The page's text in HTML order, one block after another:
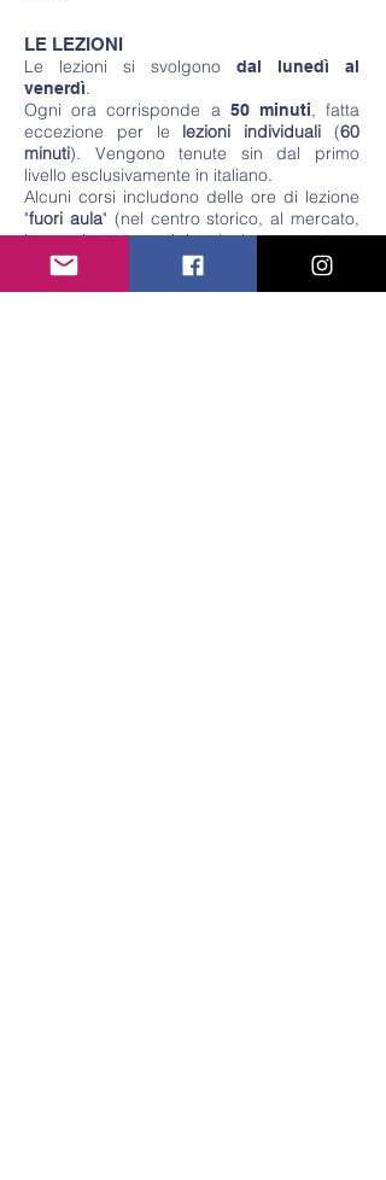
LE LEZIONI
Le lezioni si svolgono dal lunedì al
venerdì.
Ogni ora corrisponde a 50 minuti, fatta
eccezione per le lezioni individuali (60
minuti). Vengono tenute sin dal primo
livello esclusivamente in italiano.
Alcuni corsi includono delle ore di lezione
"fuori aula" (nel centro storico, al mercato,
in una bottega artigiana) che consentono
agli studenti di interagire con i parlanti
nativi e di praticare ciò che è stato trattato